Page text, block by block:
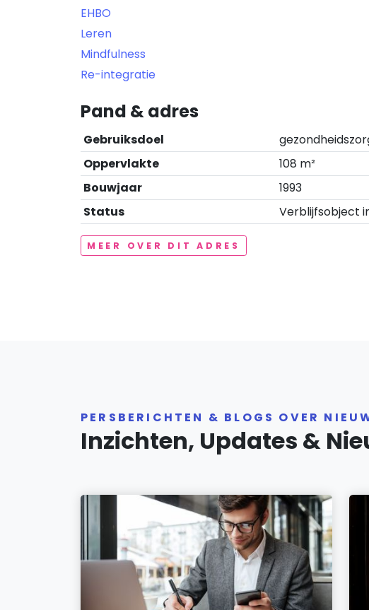
EHBO
Leren
Mindfulness
Re-integratie
Pand & adres
Gebruiksdoel
Oppervlakte
108 m²
Bouwjaar
1993
Status
Verblijfsobject
MEER OVER DIT ADRES
PERSBERICHTEN & BLOGS OVER
Inzichten, Updates &